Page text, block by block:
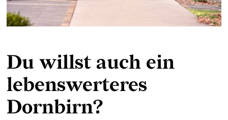
Du willst auch ein
lebenswerteres
Dornbirn?